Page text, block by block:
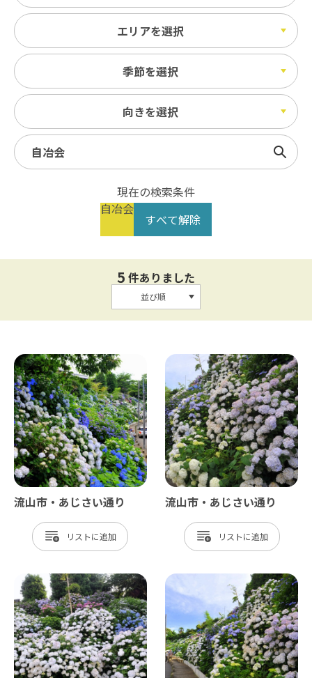
エリアを選択
季節を選択
向きを選択
検索
現在の検索条件
自冶会
すべて解除
5 件ありました
並び順
流山市・あじさい通り
リスト
流山市・あじさい通り
リスト